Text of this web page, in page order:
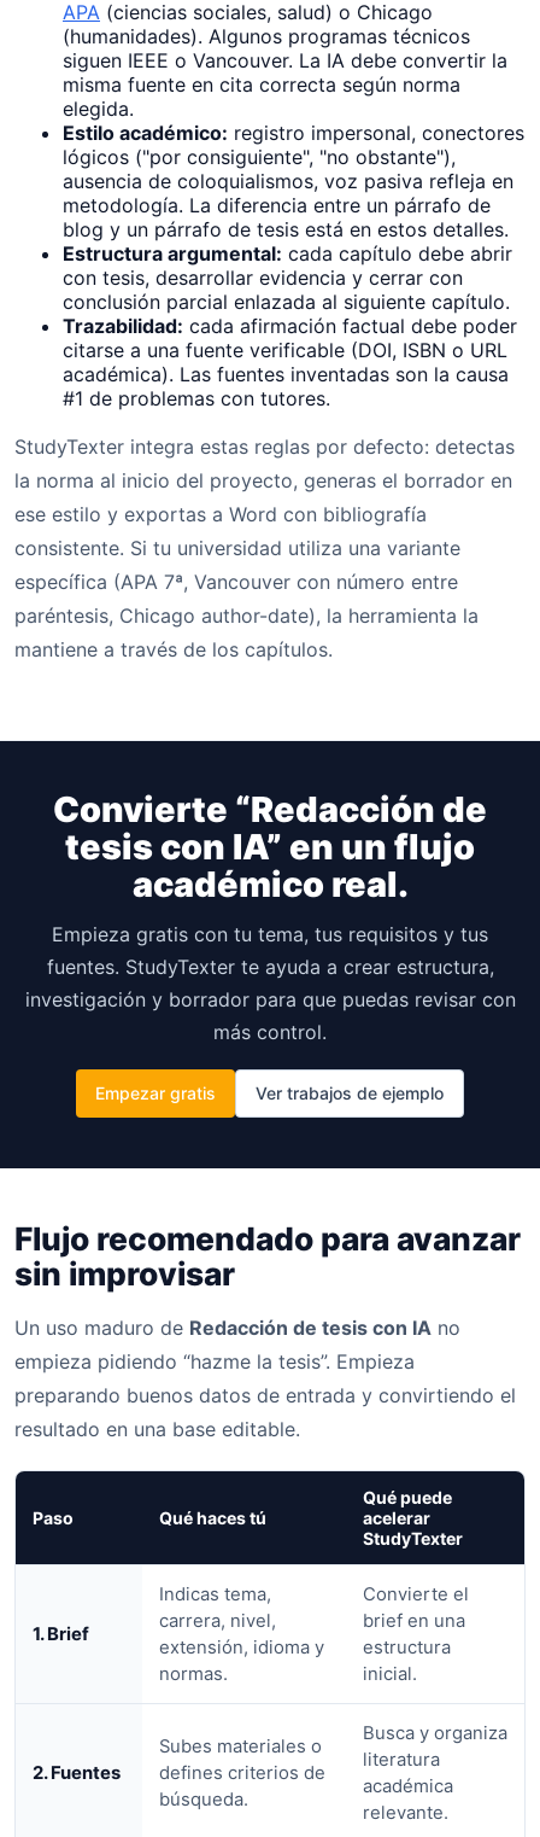
APA (ciencias sociales, salud) o Chicago
(humanidades). Algunos programas técnicos
siguen IEEE o Vancouver. La IA debe convertir la
misma fuente en cita correcta según norma
elegida.
Estilo académico: registro impersonal, conectores
lógicos ("por consiguiente", "no obstante"),
ausencia de coloquialismos, voz pasiva refleja en
metodología. La diferencia entre un párrafo de
blog y un párrafo de tesis está en estos detalles.
Estructura argumental: cada capítulo debe abrir
con tesis, desarrollar evidencia y cerrar con
conclusión parcial enlazada al siguiente capítulo.
Trazabilidad: cada afirmación factual debe poder
citarse a una fuente verificable (DOI, ISBN o URL
académica). Las fuentes inventadas son la causa
#1 de problemas con tutores.
StudyTexter integra estas reglas por defecto: detectas
la norma al inicio del proyecto, generas el borrador en
ese estilo y exportas a Word con bibliografía
consistente. Si tu universidad utiliza una variante
específica (APA 7ª, Vancouver con número entre
paréntesis, Chicago author-date), la herramienta la
mantiene a través de los capítulos.
Convierte “Redacción de
tesis con IA” en un flujo
académico real.
Empieza gratis con tu tema, tus requisitos y tus
fuentes. StudyTexter te ayuda a crear estructura,
investigación y borrador para que puedas revisar con
más control.
Empezar gratis Ver trabajos de ejemplo
Flujo recomendado para avanzar
sin improvisar
Un uso maduro de Redacción de tesis con IA no
empieza pidiendo “hazme la tesis”. Empieza
preparando buenos datos de entrada y convirtiendo el
resultado en una base editable.
Paso Qué haces tú
Qué puede
acelerar
StudyTexter
1. Brief
Indicas tema,
carrera, nivel,
extensión, idioma y
normas.
Convierte el
brief en una
estructura
inicial.
2. Fuentes
Subes materiales o
defines criterios de
búsqueda.
Busca y organiza
literatura
académica
relevante.